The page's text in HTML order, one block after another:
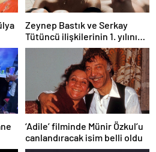
Zeynep Bastık ve Serkay
Tütüncü ilişkilerinin 1. yılını
kutladı
‘Adile’ filminde Münir Özkul’u
canlandıracak isim belli oldu